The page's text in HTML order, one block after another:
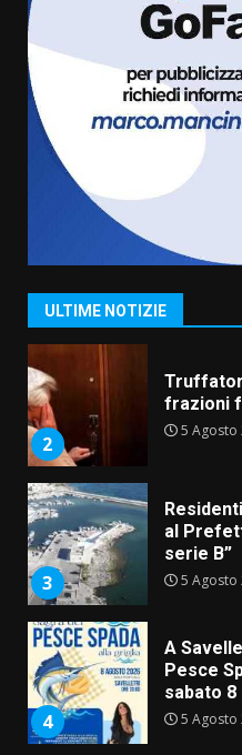
ULTIME NOTIZIE
2 Agosto
Serie D,
dal
5 Agosto
2
frazioni
5 Agosto
3
al
serie B”
5 Agosto
4
A
Pesce
sabato 8
5 Agosto
5
pericolo